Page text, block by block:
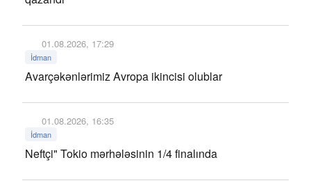
01.08.2026, 17:29
İdman
Avarçəkənlərimiz Avropa ikincisi olublar
01.08.2026, 16:35
İdman
Neftçi" Tokio mərhələsinin 1/4 finalında